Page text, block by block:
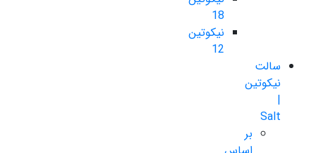
18
نیکوتین
12
سالت
نیکوتین
|
Salt
بر